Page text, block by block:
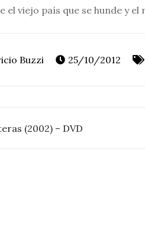
el viejo país que se hunde y
25/10/2012
(2002) – DVD